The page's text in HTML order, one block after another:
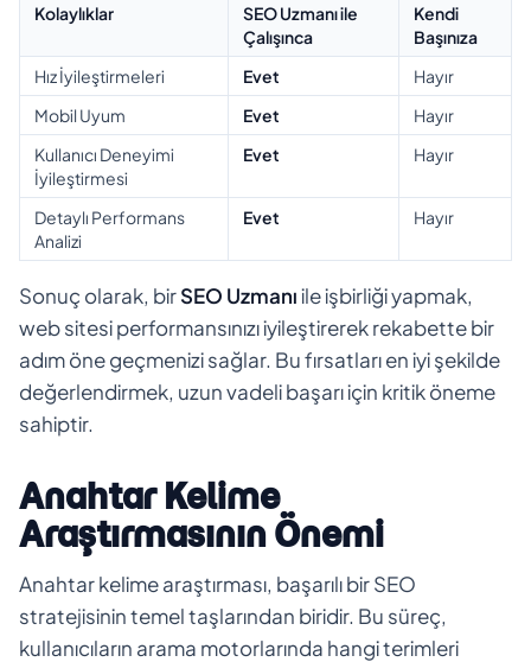
Kolaylıklar
SEO Uzmanı ile
Çalışınca
Kendi
Başınıza
Hız İyileştirmeleri
Evet
Hayır
Mobil Uyum
Evet
Hayır
Kullanıcı Deneyimi
İyileştirmesi
Evet Hayır
Detaylı Performans
Analizi
Evet Hayır
Sonuç olarak, birSEO Uzmanıile işbirliği yapmak,
web sitesi performansınızı iyileştirerek rekabette bir
adım öne geçmenizi sağlar. Bu fırsatları en iyi şekilde
değerlendirmek, uzun vadeli başarı için kritik öneme
sahiptir.
Anahtar Kelime
Araştırmasının Önemi
Anahtar kelime araştırması, başarılı bir SEO
stratejisinin temel taşlarından biridir. Bu süreç,
kullanıcıların arama motorlarında hangi terimleri